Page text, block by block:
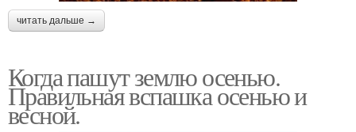
читать дальше →
Когда пашут землю осенью.
Правильная вспашка осенью и
весной.